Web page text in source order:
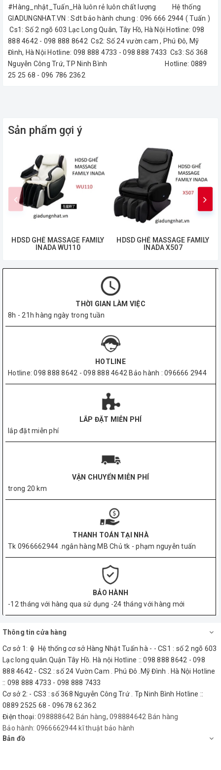
#Hàng_nhật_Tuấn_Hà luôn rẻ luôn chất lượng Hệ thống
GIADUNGNHAT.VN : Sdt bảo hành chung : 096 666 2944 ( Tuấn )
Cs1: Số 2 ngõ 603 Lạc Long Quân, Tây Hồ, Hà Nội Hotline: 098
888 4642 - 098 888 8642 Cs2: Số 24 vườn cam , Phú Đô, Mỹ
Đình, Hà Nội Hotline: 098 888 4733 - 098 888 7433 Cs3: Số 368
Nguyễn Công Trứ, TP Ninh Bình Hotline: 0889
25 25 68 - 096 786 2362
Sản phẩm gợi ý
HDSD GHẾ MASSAGE FAMILY
INADA WU110
HDSD GHẾ MASSAGE FAMILY
INADA X507
THỜI GIAN LÀM VIỆC
8h - 21h hàng ngày trong tuần
HOTLINE
Hotline: 098 888 8642 - 098 888 4642 Bảo hành : 096666 2944
LẮP ĐẶT MIỄN PHÍ
lắp đặt miễn phí
VẬN CHUYỂN MIỄN PHÍ
trong 20 km
THANH TOÁN TẠI NHÀ
Tk 0966662944 .ngân hàng MB Chủ tk - phạm nguyễn tuấn
BẢO HÀNH
-12 tháng với hàng qua sử dụng -24 tháng với hàng mới
Thông tin cửa hàng
Cơ sở 1: 🏮 Hệ thống cơ sở Hàng Nhật Tuấn hà - - CS1 : số 2 ngõ 603
Lạc long quân.Quận Tây Hồ. Hà nội Hotline :: 098 888 8642 - 098
888 4642 - CS2 : số 24 Vườn Cam . Phú Đô .Mỹ Đình . Hà Nội Hotline
:: 098 888 4733 - 098 888 7433
Cơ sở 2: - CS3 : số 368 Nguyễn Công Trứ . Tp Ninh Bình Hotline ::
0889 2525 68 - 09678 62 362
Điện thoại: 098888642 Bán hàng, 098884642 Bán hàng
Bảo hành: 0966662944 kĩ thuật bảo hành
Bản đồ